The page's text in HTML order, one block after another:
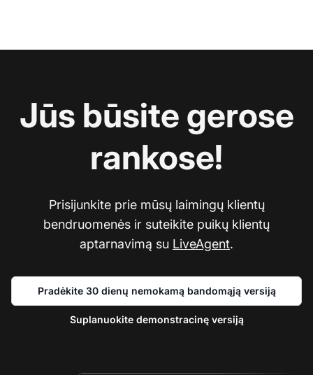
Jūs būsite gerose
rankose!
Prisijunkite prie mūsų laimingų klientų
bendruomenės ir suteikite puikų klientų
aptarnavimą su LiveAgent.
Pradėkite 30 dienų nemokamą bandomąją versiją
Suplanuokite demonstracinę versiją